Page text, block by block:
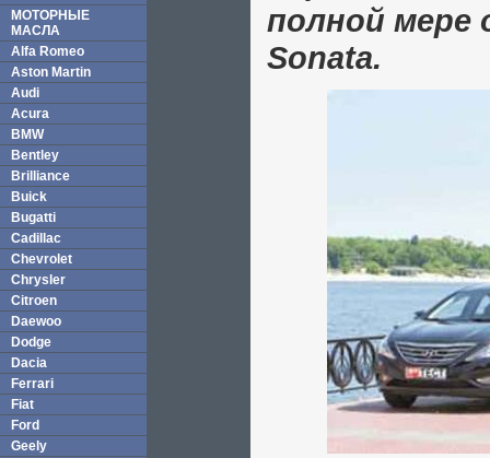
МОТОРНЫЕ
МАСЛА
Alfa Romeo
Aston Martin
Audi
Acura
BMW
Bentley
Brilliance
Buick
Bugatti
Cadillac
Chevrolet
Chrysler
Citroen
Daewoo
Dodge
Dacia
Ferrari
Fiat
Ford
Geely
полной мере
Sonata.